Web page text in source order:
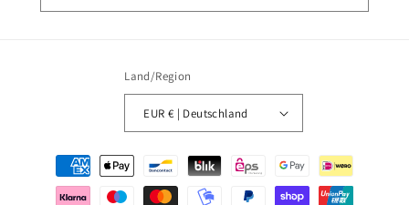
Land/Region
EUR € | Deutschland
Zahlungsmethoden